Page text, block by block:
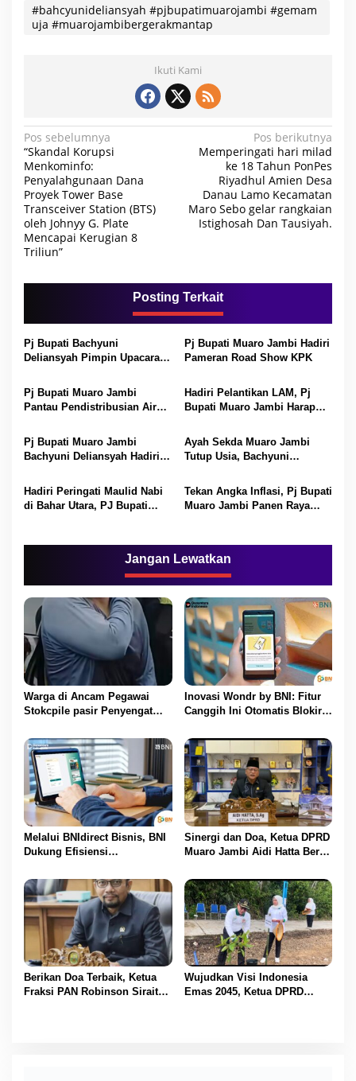
#bahcyunideliansyah #pjbupatimuarojambi #gemam
uja #muarojambibergerakmantap
Ikuti Kami
N
a
v
i
g
a
p
o
s
Pos sebelumnya
“Skandal Korupsi
Menkominfo:
Penyalahgunaan Dana
Proyek Tower Base
Transceiver Station (BTS)
oleh Johnyy G. Plate
Mencapai Kerugian 8
Triliun”
Pos berikutnya
Memperingati hari milad
ke 18 Tahun PonPes
Riyadhul Amien Desa
Danau Lamo Kecamatan
Maro Sebo gelar rangkaian
Istighosah Dan Tausiyah.
Posting Terkait
Pj Bupati Bachyuni
Deliansyah Pimpin Upacara
Muaro Jambi Ke-24
Pj Bupati Muaro Jambi Hadiri
Pameran Road Show KPK
Pj Bupati Muaro Jambi
Pantau Pendistribusian Air
Hadiri Pelantikan LAM, Pj
Bupati Muaro Jambi Harap
Pj Bupati Muaro Jambi
Bachyuni Deliansyah Hadiri
Pahlawan.
Ayah Sekda Muaro Jambi
Tutup Usia, Bachyuni
Mendalam.
Hadiri Peringati Maulid Nabi
di Bahar Utara, PJ Bupati
Tekan Angka Inflasi, Pj Bupati
Muaro Jambi Panen Raya
Jangan Lewatkan
Warga di Ancam Pegawai
Stokcpile pasir Penyengat
Inovasi Wondr by BNI: Fitur
Canggih Ini Otomatis Blokir
Masuk
Melalui BNIdirect Bisnis, BNI
Dukung Efisiensi
UMKM
Sinergi dan Doa, Ketua DPRD
Muaro Jambi Aidi Hatta Beri
BBS
Berikan Doa Terbaik, Ketua
Fraksi PAN Robinson Sirait
Wujudkan Visi Indonesia
Emas 2045, Ketua DPRD